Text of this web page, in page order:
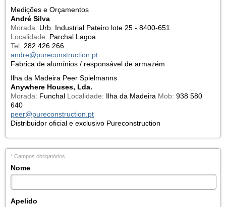
Medições e Orçamentos
André Silva
Morada: Urb. Industrial Pateiro lote 25 - 8400-651
Localidade: Parchal Lagoa
Tel: 282 426 266
andre@pureconstruction.pt
Fabrica de alumínios / responsável de armazém
Ilha da Madeira Peer Spielmanns
Anywhere Houses, Lda.
Morada: Funchal Localidade: Ilha da Madeira Mob: 938 580
640
peer@pureconstruction.pt
Distribuidor oficial e exclusivo Pureconstruction
* Campos obrigatórios
Nome
Apelido